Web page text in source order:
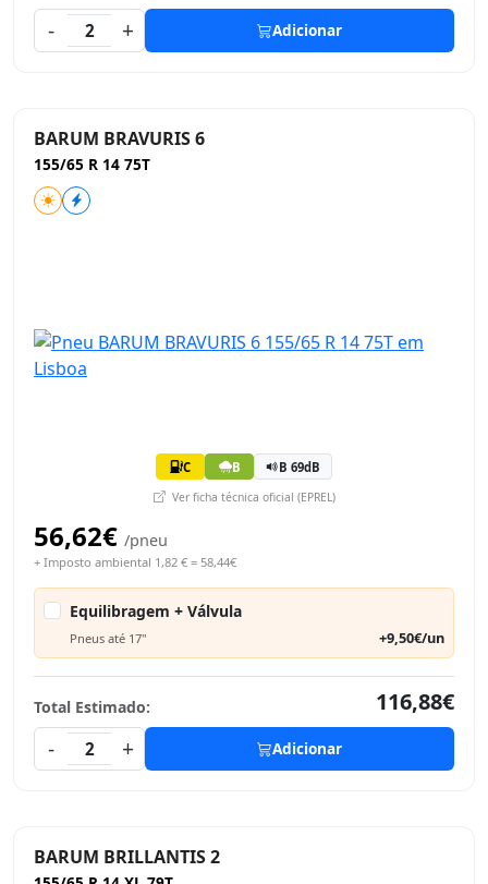
-
2 + Adicionar
BARUM BRAVURIS 6
155/65 R 14 75T
C B B 69dB
Ver ficha técnica oficial (EPREL)
56,62€ /pneu
+ Imposto ambiental 1,82 € = 58,44€
Equilibragem + Válvula
Pneus até 17" +9,50€/un
Total Estimado:
116,88€
-
2 + Adicionar
BARUM BRILLANTIS 2